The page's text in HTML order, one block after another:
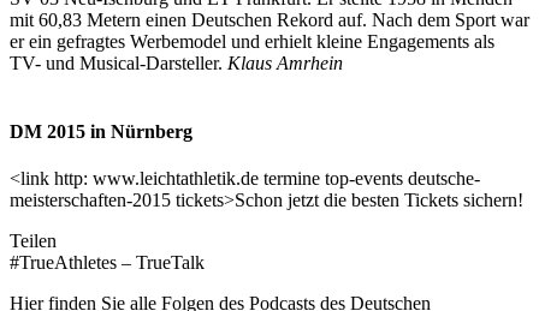
mit 60,83 Metern einen Deutschen Rekord auf. Nach dem Sport war
er ein gefragtes Werbemodel und erhielt kleine Engagements als
TV- und Musical-Darsteller. Klaus Amrhein
DM 2015 in Nürnberg
<link http: www.leichtathletik.de termine top-events deutsche-
meisterschaften-2015 tickets>Schon jetzt die besten Tickets sichern!
Teilen
#TrueAthletes – TrueTalk
Hier finden Sie alle Folgen des Podcasts des Deutschen